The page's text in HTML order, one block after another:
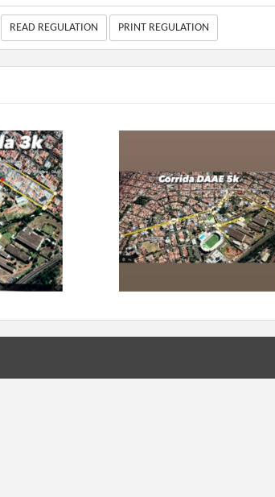
READ REGULATION PRINT REGULATION